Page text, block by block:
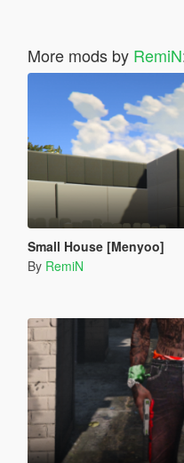
More mods by RemiN
Small House [Menyoo]
By RemiN